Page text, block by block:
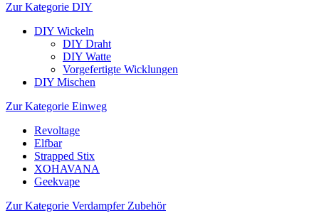
Zur Kategorie DIY
DIY Wickeln
DIY Draht
DIY Watte
Vorgefertigte Wicklungen
DIY Mischen
Zur Kategorie Einweg
Revoltage
Elfbar
Strapped Stix
XOHAVANA
Geekvape
Zur Kategorie Verdampfer Zubehör